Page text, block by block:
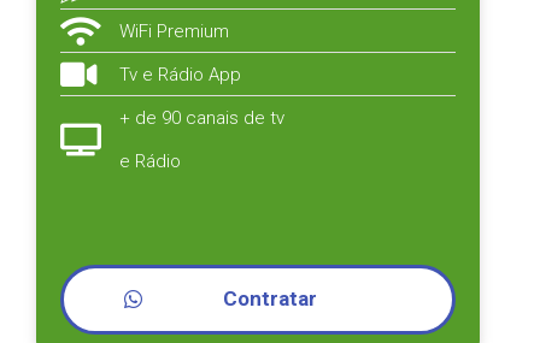
WiFi Premium
Tv e Rádio App
+ de 90 canais de tv
e Rádio
Contratar